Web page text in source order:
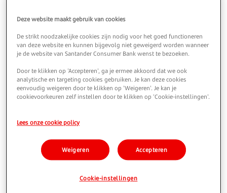
6 manieren waarop je brein
(onbewust) je financiële keuzes
stuurt
Sparen lijkt misschien een puur economische
en rationele keuze, maar er speelt veel meer
manier waarop je met geld omgaat, wordt
psychologische factoren. In dit artikel zetten
we er zes voor je op een rij.
1. Ons financiële ‘DNA’
Deze website maakt gebruik van cookies
De strikt noodzakelijke cookies zijn nodig voor het goed functioneren
van deze website en kunnen bijgevolg niet geweigerd worden wanneer
je de website van Santander Consumer Bank wenst te bezoeken.
Door te klikken op 'Accepteren', ga je ermee akkoord dat we ook
analytische en targeting cookies gebruiken. Je kan deze cookies
eenvoudig weigeren door te klikken op 'Weigeren'. Je kan je
cookievoorkeuren zelf instellen door te klikken op 'Cookie-instellingen'.
Lees onze cookie policy
Weigeren Accepteren
Cookie-instellingen